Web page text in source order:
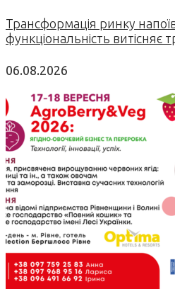
Трансформація ринку
функціональність витісняє
06.08.2026